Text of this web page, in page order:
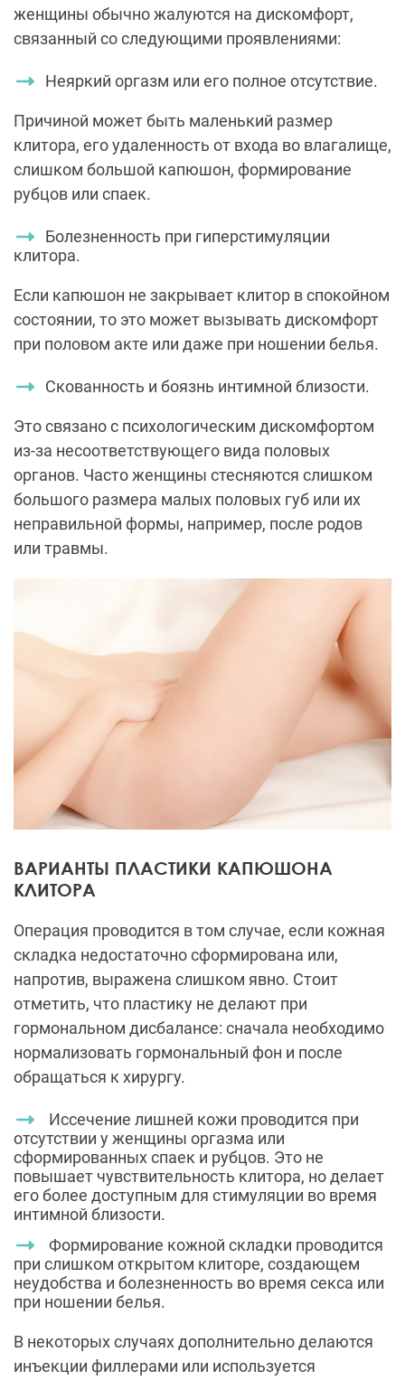
женщины обычно жалуются на дискомфорт,
связанный со следующими проявлениями:
Неяркий оргазм или его полное отсутствие.
Причиной может быть маленький размер
клитора, его удаленность от входа во влагалище,
слишком большой капюшон, формирование
рубцов или спаек.
Болезненность при гиперстимуляции
клитора.
Если капюшон не закрывает клитор в спокойном
состоянии, то это может вызывать дискомфорт
при половом акте или даже при ношении белья.
Скованность и боязнь интимной близости.
Это связано с психологическим дискомфортом
из-за несоответствующего вида половых
органов. Часто женщины стесняются слишком
большого размера малых половых губ или их
неправильной формы, например, после родов
или травмы.
ВАРИАНТЫ ПЛАСТИКИ КАПЮШОНА
КЛИТОРА
Операция проводится в том случае, если кожная
складка недостаточно сформирована или,
напротив, выражена слишком явно. Стоит
отметить, что пластику не делают при
гормональном дисбалансе: сначала необходимо
нормализовать гормональный фон и после
обращаться к хирургу.
Иссечение лишней кожи проводится при
отсутствии у женщины оргазма или
сформированных спаек и рубцов. Это не
повышает чувствительность клитора, но делает
его более доступным для стимуляции во время
интимной близости.
Формирование кожной складки проводится
при слишком открытом клиторе, создающем
неудобства и болезненность во время секса или
при ношении белья.
В некоторых случаях дополнительно делаются
инъекции филлерами или используется